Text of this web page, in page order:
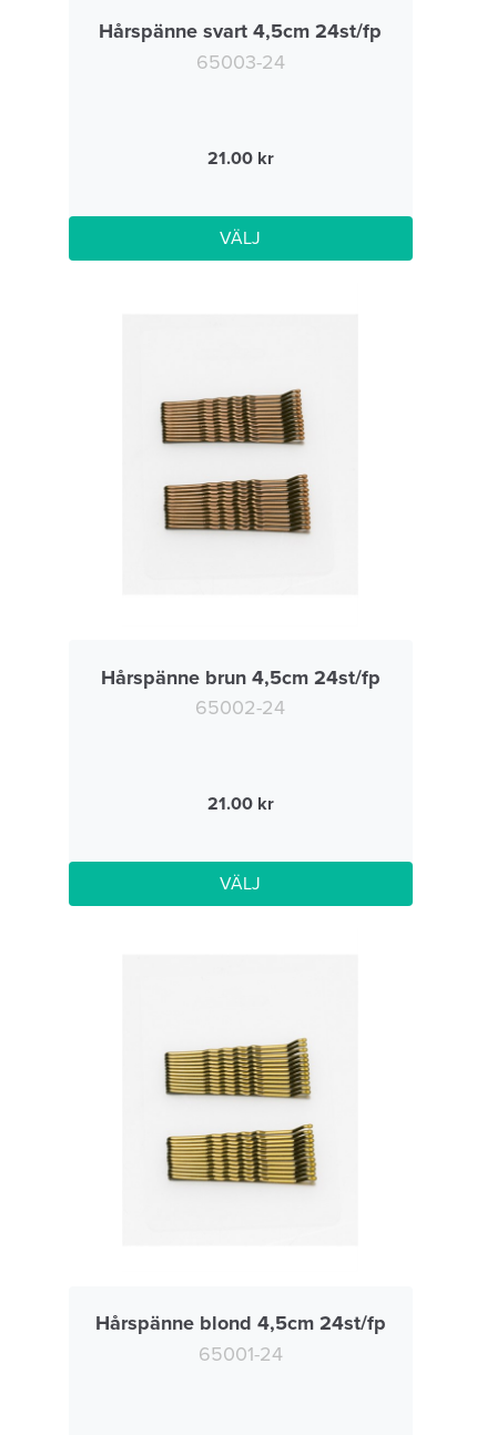
Hårspänne svart 4,5cm 24st/fp
65003-24
21.00
VÄLJ
Hårspänne brun 4,5cm 24st/fp
65002-24
21.00
VÄLJ
Hårspänne blond 4,5cm 24st/fp
65001-24